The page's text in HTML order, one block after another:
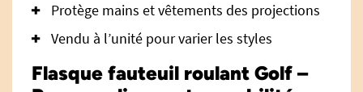
Protège mains et vêtements des projections
Vendu à l’unité pour varier les styles
Flasque fauteuil roulant Golf –